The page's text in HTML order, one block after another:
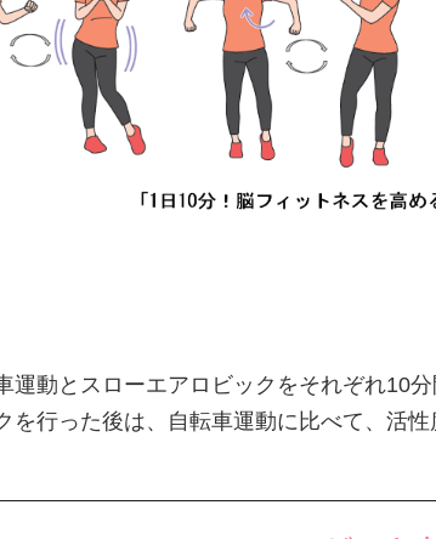
運動とスローエアロビックをそれぞれ10
を行った後は、自転車運動に比べて、活